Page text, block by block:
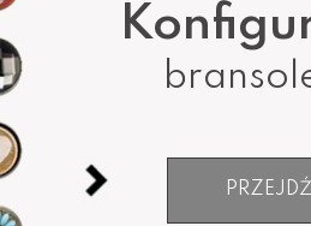
PRZEJDŹ